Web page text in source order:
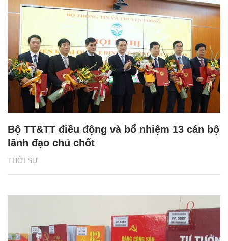
THỜI SỰ
Bộ TT&TT điều động và bổ nhiệm 13 cán bộ
lãnh đạo chủ chốt